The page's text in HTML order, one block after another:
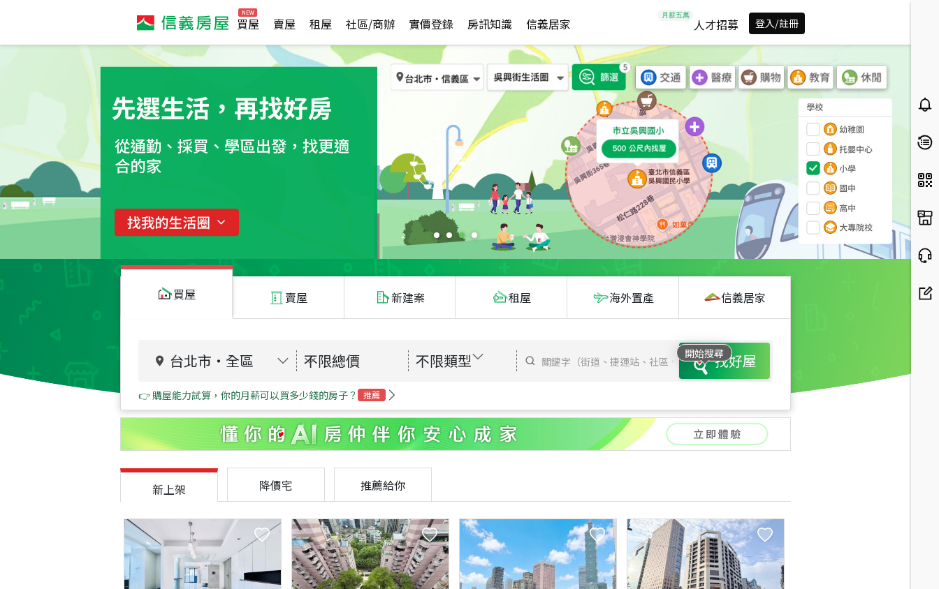
買屋 賣屋 租屋 社區/商辦 實價登錄 房訊知識 信義居家 人才招募 登入/註冊
買屋 賣屋 新建案 租屋 海外置產 信義居家
台北市 ・ 全區 不限總價 不限類型
開始搜尋
找好屋
👉 購屋能力試算，你的月薪可以買多少錢的房子？ 推薦
新上架 降價宅 推薦給你